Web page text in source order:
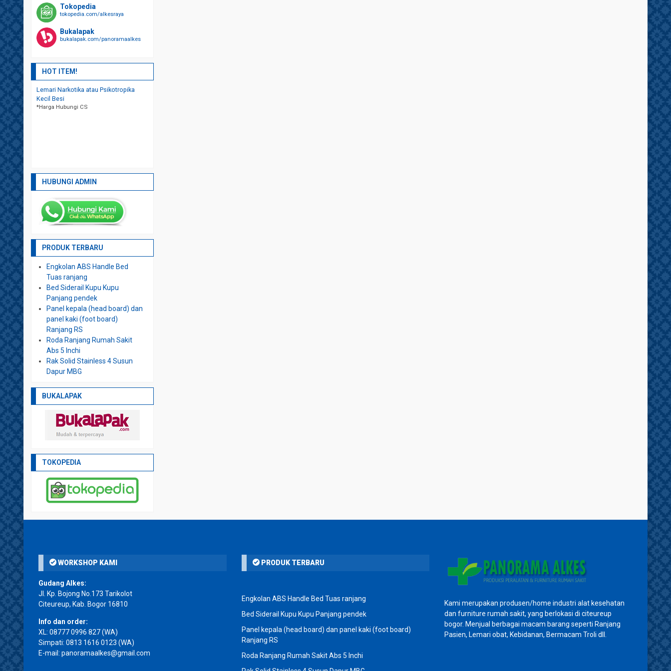
Tokopedia
tokopedia.com/alkesraya
Bukalapak
bukalapak.com/panoramaalkes
HOT ITEM!
Psikotropika Bedside Cabinet Stainless
*Harga Hubungi CS
HUBUNGI ADMIN
PRODUK TERBARU
Engkolan ABS Handle Bed
Tuas ranjang
Bed Siderail Kupu Kupu
Panjang pendek
Panel kepala (head board) dan
panel kaki (foot board)
Ranjang RS
Roda Ranjang Rumah Sakit
Abs 5 Inchi
Rak Solid Stainless 4 Susun
Dapur MBG
BUKALAPAK
TOKOPEDIA
WORKSHOP KAMI
Gudang Alkes:
Jl. Kp. Bojong No.173 Tarikolot
Citeureup, Kab. Bogor 16810
Info dan order:
XL: 08777 0996 827(WA)
Simpati: 0813 1616 0123 (WA)
E-mail: panoramaalkes@gmail.com
PRODUK TERBARU
Engkolan ABS Handle Bed Tuas ranjang
Bed Siderail Kupu Kupu Panjang pendek
Panel kepala (head board) dan panel kaki (foot board)
Ranjang RS
Roda Ranjang Rumah Sakit Abs 5 Inchi
Kami merupakan produsen/home industri alat kesehatan
dan furniture rumah sakit, yang berlokasi di citeureup
bogor. Menjual berbagai macam barang seperti Ranjang
Pasien, Lemari obat, Kebidanan, Bermacam Troli dll.